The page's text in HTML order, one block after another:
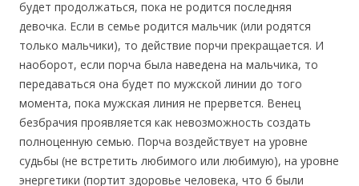
будет продолжаться, пока не родится последняя
девочка. Если в семье родится мальчик (или родятся
только мальчики), то действие порчи прекращается. И
наоборот, если порча была наведена на мальчика, то
передаваться она будет по мужской линии до того
момента, пока мужская линия не прервется. Венец
безбрачия проявляется как невозможность создать
полноценную семью. Порча воздействует на уровне
судьбы (не встретить любимого или любимую), на уровне
энергетики (портит здоровье человека, что б были